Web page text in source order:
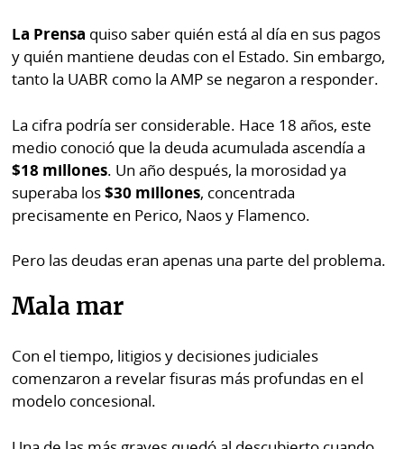
La Prensa quiso saber quién está al día en sus pagos
y quién mantiene deudas con el Estado. Sin embargo,
tanto la UABR como la AMP se negaron a responder.
La cifra podría ser considerable. Hace 18 años, este
medio conoció que la deuda acumulada ascendía a
$18 millones. Un año después, la morosidad ya
superaba los$30 millones, concentrada
precisamente en Perico, Naos y Flamenco.
Pero las deudas eran apenas una parte del problema.
Mala mar
Con el tiempo, litigios y decisiones judiciales
comenzaron a revelar fisuras más profundas en el
modelo concesional.